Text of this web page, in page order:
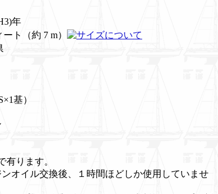
年
ート（約 7 m）
基）
有ります。
オイル交換後、１時間ほどしか使用していませ